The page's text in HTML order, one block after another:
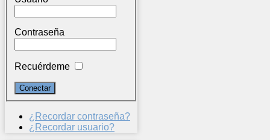
Contraseña
Recuérdeme
¿Recordar contraseña?
¿Recordar usuario?